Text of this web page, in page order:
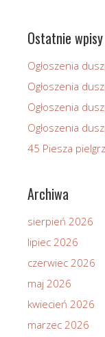
Ostatnie wpisy
Ogłoszenia
Ogłoszenia
Ogłoszenia
Ogłoszenia
45 Piesza
Archiwa
sierpień 2026
lipiec 2026
czerwiec 2026
maj 2026
kwiecień 2026
marzec 2026